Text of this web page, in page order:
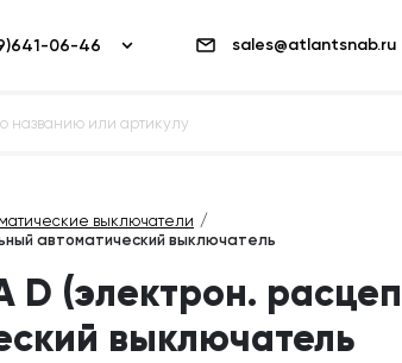
sales@atlantsnab.ru
выключатели
автоматический выключатель
D (электрон.
выключатель